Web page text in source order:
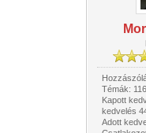
Témák: 116
Kapott
kedvelés
Adott